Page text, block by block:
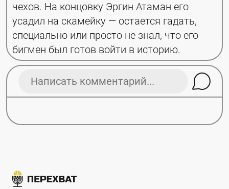
чехов. На концовку Эргин Атаман его
усадил на скамейку — остается гадать,
специально или просто не знал, что его
бигмен был готов войти в историю.